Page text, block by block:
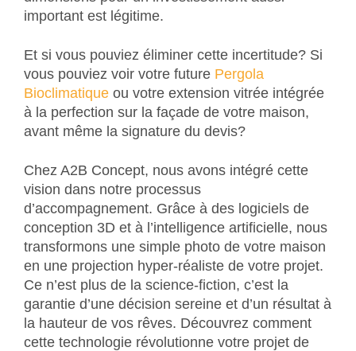
important est légitime.
Et si vous pouviez éliminer cette incertitude? Si
vous pouviez voir votre future Pergola
Bioclimatique ou votre extension vitrée intégrée
à la perfection sur la façade de votre maison,
avant même la signature du devis?
Chez A2B Concept, nous avons intégré cette
vision dans notre processus
d’accompagnement. Grâce à des logiciels de
conception 3D et à l’intelligence artificielle, nous
transformons une simple photo de votre maison
en une projection hyper-réaliste de votre projet.
Ce n’est plus de la science-fiction, c’est la
garantie d’une décision sereine et d’un résultat à
la hauteur de vos rêves. Découvrez comment
cette technologie révolutionne votre projet de